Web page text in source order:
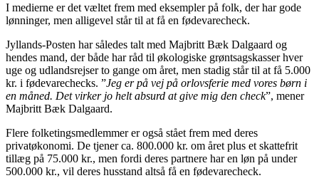
I medierne er det væltet frem med eksempler på folk, der har gode
lønninger, men alligevel står til at få en fødevarecheck.
Jyllands-Posten har således talt med Majbritt Bæk Dalgaard og
hendes mand, der både har råd til økologiske grøntsagskasser hver
uge og udlandsrejser to gange om året, men stadig står til at få 5.000
kr. i fødevarechecks. ”Jeg er på vej på orlovsferie med vores børn i
en måned. Det virker jo helt absurd at give mig den check”, mener
Majbritt Bæk Dalgaard.
Flere folketingsmedlemmer er også stået frem med deres
privatøkonomi. De tjener ca. 800.000 kr. om året plus et skattefrit
tillæg på 75.000 kr., men fordi deres partnere har en løn på under
500.000 kr., vil deres husstand altså få en fødevarecheck.